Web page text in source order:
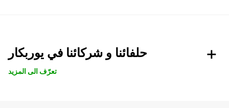
حلفائنا و شركائنا في يوربكار
تعرّف الى المزيد